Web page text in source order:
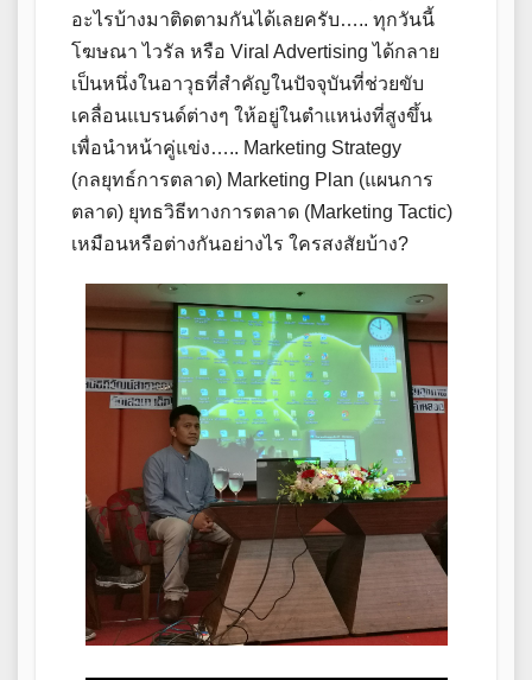
อะไรบ้างมาติดตามกันได้เลยครับ….. ทุกวันนี้
โฆษณา ไวรัล หรือ Viral Advertising ได้กลาย
เป็นหนึ่งในอาวุธที่สำคัญในปัจจุบันที่ช่วยขับ
เคลื่อนแบรนด์ต่างๆ ให้อยู่ในตำแหน่งที่สูงขึ้น
เพื่อนำหน้าคู่แข่ง….. Marketing Strategy
(กลยุทธ์การตลาด) Marketing Plan (แผนการ
ตลาด) ยุทธวิธีทางการตลาด (Marketing Tactic)
เหมือนหรือต่างกันอย่างไร ใครสงสัยบ้าง?